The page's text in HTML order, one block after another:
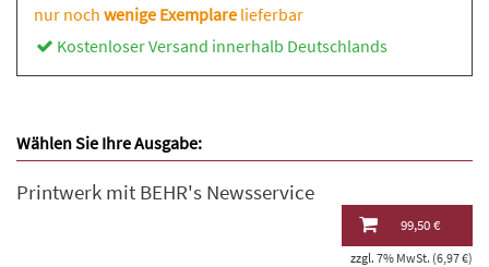
nur noch wenige Exemplare lieferbar
Kostenloser Versand innerhalb Deutschlands
Wählen Sie Ihre Ausgabe:
Printwerk mit BEHR's Newsservice
99,50 €
zzgl. 7% MwSt. (6,97 €)